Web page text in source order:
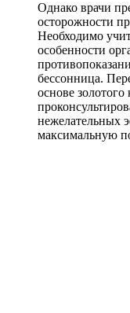
Однако врачи
осторожности
Необходимо
особенности
бессонница.
основе золотого
нежелательных
максимальную